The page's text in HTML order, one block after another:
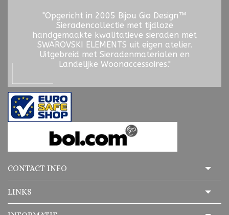
"Opgericht in 2005 Bijou Gio Design™
Sieradencollectie met tijdloze
handgemaakte kwalitatieve sieraden met
SWAROVSKI ELEMENTS uit eigen atelier.
Uitgebreid met Sieradenmaterialen en
Landelijke Woonaccessoires."
CONTACT INFO
LINKS